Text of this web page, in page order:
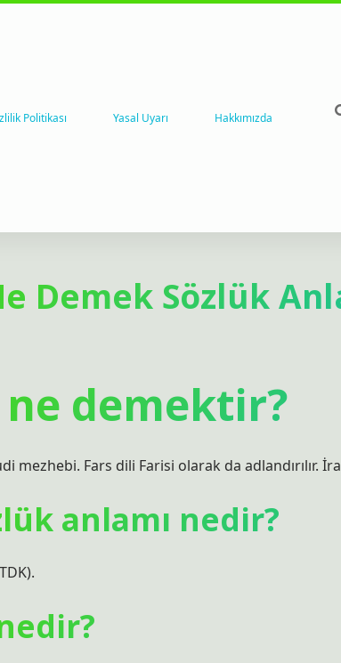
Politikası Yasal Uyarı Hakkımızda
Demek Sözlük
ne demektir?
mezhebi. Fars dili Farisi olarak da adlandırılır.
anlamı nedir?